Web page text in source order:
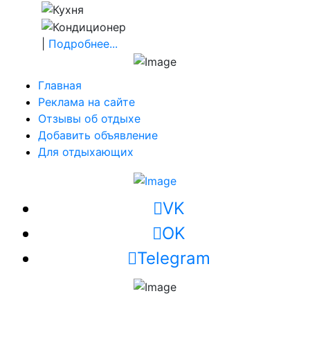
Подробнее...
Главная
Реклама на сайте
Отзывы об отдыхе
Добавить объявление
Для отдыхающих
VK
OK
Telegram